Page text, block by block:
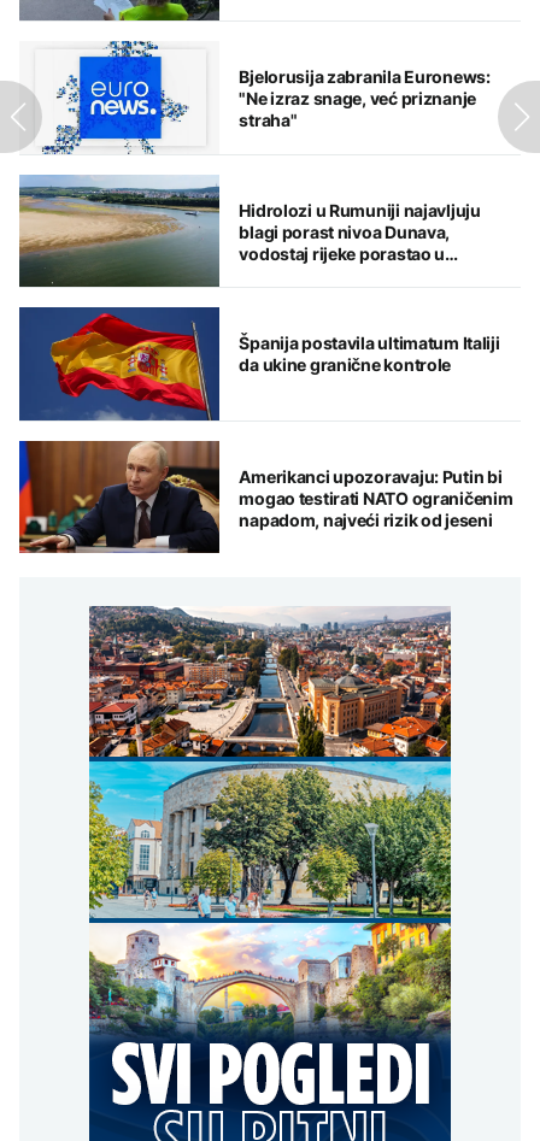
Bjelorusija zabranila Euronews:
"Ne izraz snage, već priznanje
straha"
Hidrolozi u Rumuniji najavljuju
blagi porast nivoa Dunava,
vodostaj rijeke porastao u
Španija postavila ultimatum Italiji
da ukine granične kontrole
Amerikanci upozoravaju: Putin bi
mogao testirati NATO ograničenim
napadom, najveći rizik od jeseni